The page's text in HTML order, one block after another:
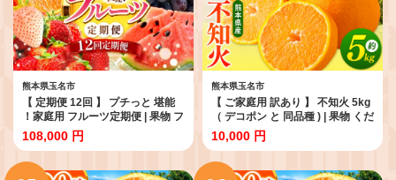
熊本県玉名市
【 定期便 12回 】 プチっと 堪能
！家庭用 フルーツ定期便 | 果物 フ
ルーツ 高評価 いちご みかん 不知
火 スイカ ぶどう 梨 柿 アイス ク
レープ 2回 ～ 12回 1年 お試し 旬
採れたて 熊本県 玉名市
108,000 円
熊本県玉名市
【 ご家庭用 訳あり 】 不知火 5kg
（ デコポン と 同品種 ) | 果物 くだ
もの フルーツ 柑橘 柑橘類 みかん
訳あり でこみかん 熊本県産 生産
量全国一位！
10,000 円